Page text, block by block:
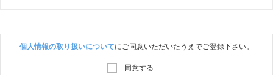
個人情報の取り扱いについてにご同意いただいたうえでご登録下さい。
同意する